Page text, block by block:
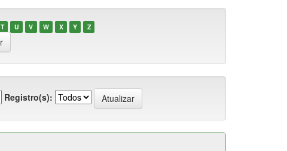
T U V W X Y Z
Registro(s):